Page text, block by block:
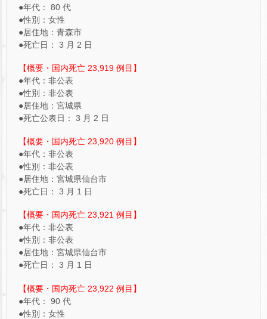
●年代： 80 代
●性別：女性
●居住地：青森市
●死亡日： 3 月 2 日
【概要・国内死亡 23,919 例目】
●年代：非公表
●性別：非公表
●居住地：宮城県
●死亡公表日： 3 月 2 日
【概要・国内死亡 23,920 例目】
●年代：非公表
●性別：非公表
●居住地：宮城県仙台市
●死亡日： 3 月 1 日
【概要・国内死亡 23,921 例目】
●年代：非公表
●性別：非公表
●居住地：宮城県仙台市
●死亡日： 3 月 1 日
【概要・国内死亡 23,922 例目】
●年代： 90 代
●性別：女性